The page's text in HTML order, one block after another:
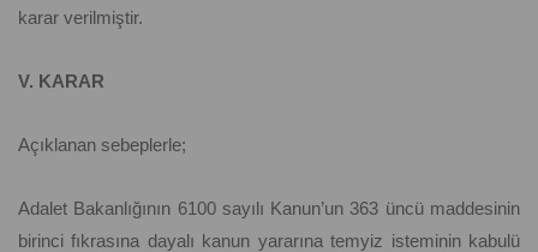
karar verilmiştir.
V. KARAR
Açıklanan sebeplerle;
Adalet Bakanlığının 6100 sayılı Kanun’un 363 üncü maddesinin
birinci fıkrasına dayalı kanun yararına temyiz isteminin kabulü